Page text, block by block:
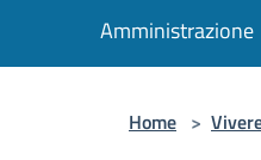
Amministrazione
Home >